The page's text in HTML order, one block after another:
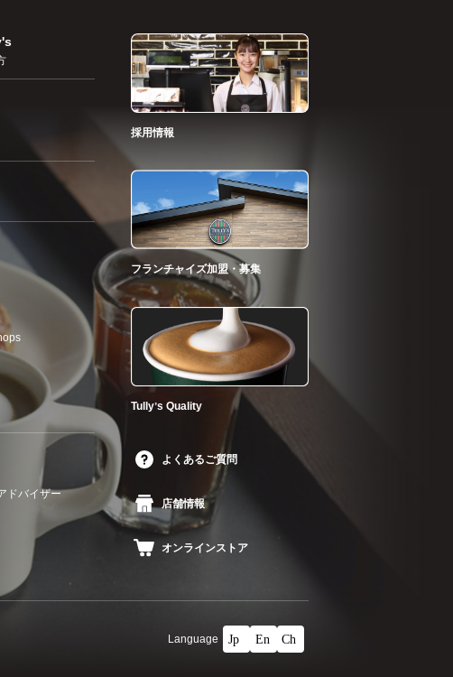
ドバイザー
採用情報
フランチャイズ加盟・募集
Tullyʼs Quality
よくあるご質問
店舗情報
オンラインストア
Language